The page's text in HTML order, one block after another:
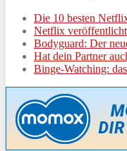
Die 10 besten
Netflix
Bodyguard: Der
Hat dein Partner
Binge-Watching: